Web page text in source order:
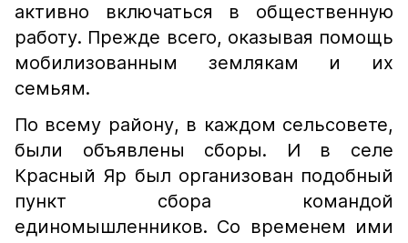
активно включаться в общественную
работу. Прежде всего, оказывая помощь
мобилизованным землякам и их
семьям.
По всему району, в каждом сельсовете,
были объявлены сборы. И в селе
Красный Яр был организован подобный
пункт сбора командой
единомышленников. Со временем ими